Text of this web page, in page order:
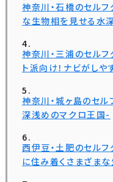
神奈川・石橋のセル
な生物相を見せる水
神奈川・三浦のセル
ト派向け！ナビがしや
神奈川・城ヶ島のセ
深浅めのマクロ王国-
西伊豆・土肥のセル
に住み着くさまざま